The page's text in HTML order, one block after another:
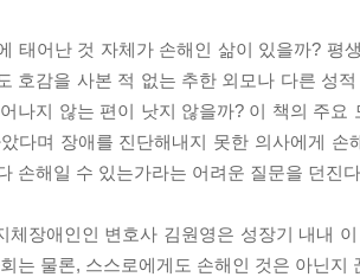
태어난 것 자체가 손해인 삶이 있을까? 평
호감을 사본 적 없는 추한 외모나 다른 성
나지 않는 편이 낫지 않을까? 이 책의 주요
다며 장애를 진단해내지 못한 의사에게
손해일 수 있는가라는 어려운 질문을 던진
체장애인인 변호사 김원영은 성장기 내내
는 물론, 스스로에게도 손해인 것은 아닌지